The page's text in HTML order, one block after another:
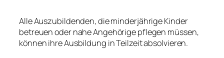
Alle Auszubildenden, die minderjährige Kinder
betreuen oder nahe Angehörige pflegen müssen,
können ihre Ausbildung in Teilzeit absolvieren.